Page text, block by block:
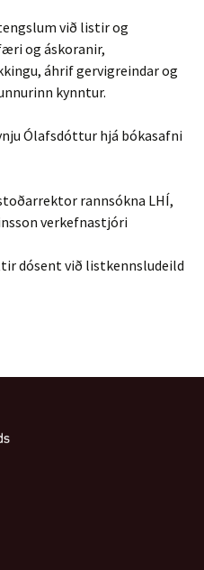
við listir og
og áskoranir,
áhrif gervigreindar og
kynntur.
Ólafsdóttur hjá bókasafni
rannsókna LHÍ,
verkefnastjóri
dósent við listkennsludeild